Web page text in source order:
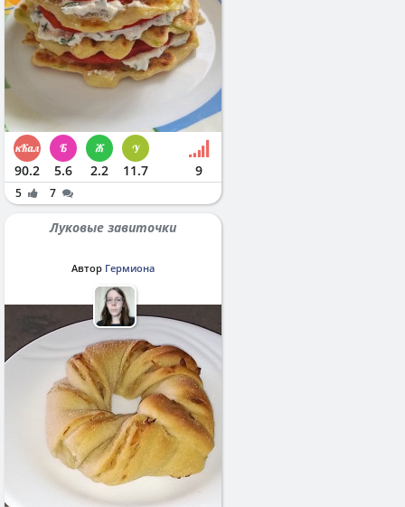
90.2 5.6 2.2 11.7 9
5 7
Луковые завиточки
Автор Гермиона